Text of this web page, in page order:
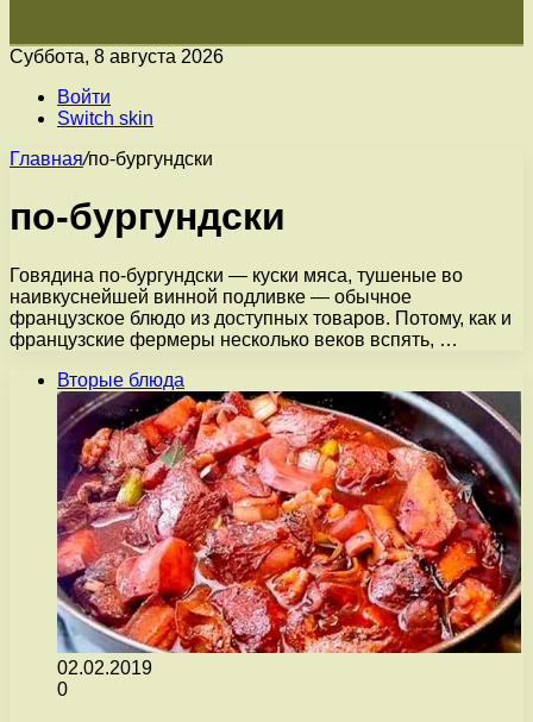
Суббота, 8 августа 2026
Войти
Switch skin
Главная/по-бургундски
по-бургундски
Говядина по-бургундски — куски мяса, тушеные во
наивкуснейшей винной подливке — обычное
французское блюдо из доступных товаров. Потому, как и
французские фермеры несколько веков вспять, …
Вторые блюда
02.02.2019
0